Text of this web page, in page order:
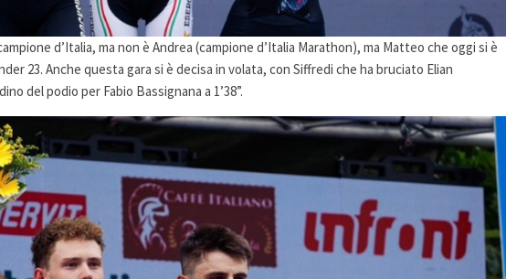
d’Italia, ma non è Andrea (campione d’Italia Marathon), ma Matteo che oggi si è
23. Anche questa gara si è decisa in volata, con Siffredi che ha bruciato Elian
del podio per Fabio Bassignana a 1’38”.